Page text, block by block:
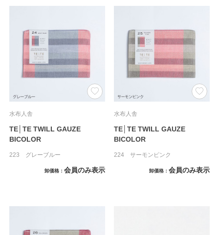
水布人舎
TE│TE TWILL GAUZE
BICOLOR
223 グレーブルー
卸価格 会員のみ表示
水布人舎
TE│TE TWILL GAUZE
BICOLOR
224 サーモンピンク
卸価格 会員のみ表示